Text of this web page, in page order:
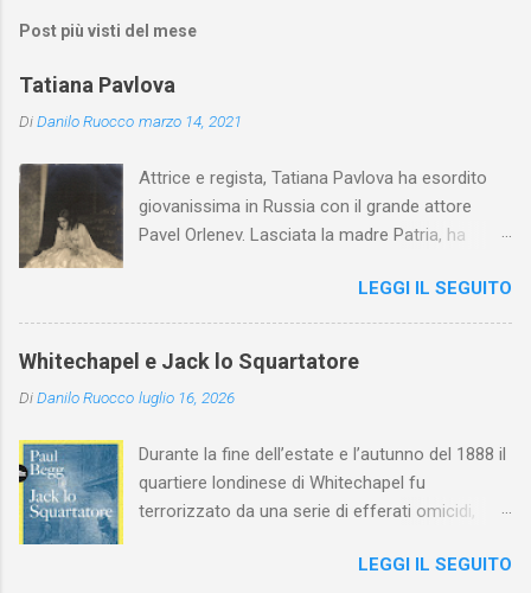
Post più visti del mese
Tatiana Pavlova
DiDanilo Ruocco marzo 14, 2021
Attrice e regista, Tatiana Pavlova ha esordito
giovanissima in Russia con il grande attore
Pavel Orlenev. Lasciata la madre Patria, ha
l'arte della Pavlova ha raggiunto la piena
maturità ed è stata in grado di rinnovare
profondamente l'attardato mondo teatrale
LEGGI IL SEGUITO
Whitechapel e Jack lo Squartatore
DiDanilo Ruocco luglio 16, 2026
Durante la fine dell’estate e l’autunno del 1888 il
quartiere londinese di Whitechapel fu
terrorizzato da una serie di efferati omicidi,
assassino ribattezzato Jack lo Squartatore la
LEGGI IL SEGUITO